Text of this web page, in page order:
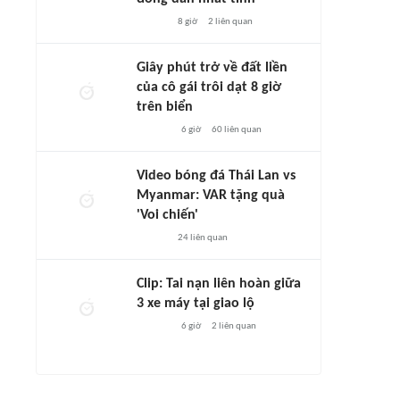
8 giờ 2 liên quan
Giây phút trở về đất liền
của cô gái trôi dạt 8 giờ
trên biển
6 giờ 60liên quan
Video bóng đá Thái Lan vs
Myanmar: VAR tặng quà
'Voi chiến'
24liên quan
Clip: Tai nạn liên hoàn giữa
3 xe máy tại giao lộ
6 giờ 2 liên quan